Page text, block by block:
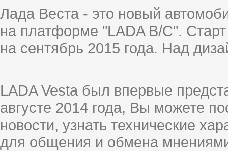
Лада Веста - это новый
на платформе "LADA B/C".
на сентябрь 2015 года. Над
LADA Vesta был впервые
августе 2014 года, Вы можете
новости, узнать технические
для общения и обмена